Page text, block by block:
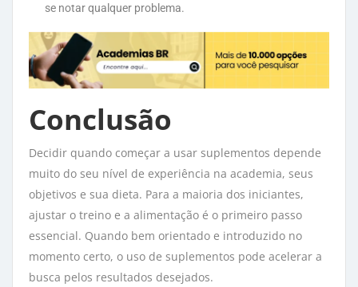
se notar qualquer problema.
Conclusão
Decidir quando começar a usar suplementos depende
muito do seu nível de experiência na academia, seus
objetivos e sua dieta. Para a maioria dos iniciantes,
ajustar o treino e a alimentação é o primeiro passo
essencial. Quando bem orientado e introduzido no
momento certo, o uso de suplementos pode acelerar a
busca pelos resultados desejados.